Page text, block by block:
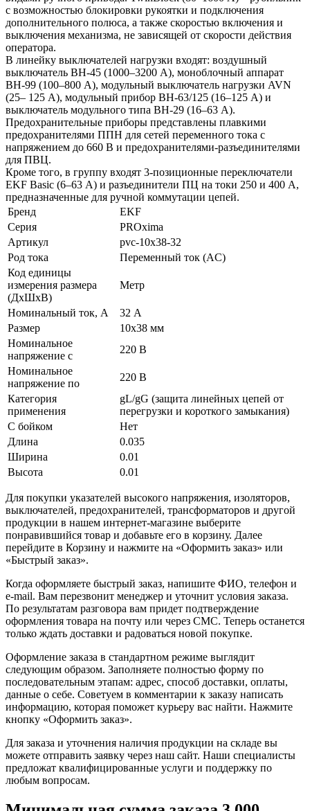
с возможностью блокировки рукоятки и подключения
дополнительного полюса, а также скоростью включения и
выключения механизма, не зависящей от скорости действия
оператора.
В линейку выключателей нагрузки входят: воздушный
выключатель ВН-45 (1000–3200 А), моноблочный аппарат
ВН-99 (100–800 А), модульный выключатель нагрузки AVN
(25– 125 А), модульный прибор ВН-63/125 (16–125 А) и
выключатель модульного типа ВН-29 (16–63 А).
Предохранительные приборы представлены плавкими
предохранителями ППН для сетей переменного тока с
напряжением до 660 В и предохранителями-разъединителями
для ПВЦ.
Кроме того, в группу входят 3-позиционные переключатели
EKF Basic (6–63 А) и разъединители ПЦ на токи 250 и 400 А,
предназначенные для ручной коммутации цепей.
Бренд
EKF
Серия
PROxima
Артикул
pvc-10x38-32
Род тока
Переменный ток (AC)
Код единицы
измерения размера
(ДхШхВ)
Метр
Номинальный ток, А
32 А
Размер
10х38 мм
Номинальное
напряжение с
220 В
Номинальное
напряжение по
220 В
Категория
применения
gL/gG (защита линейных цепей от
перегрузки и короткого замыкания)
С бойком
Нет
Длина
0.035
Ширина
0.01
Высота
0.01
Для покупки указателей высокого напряжения, изоляторов,
выключателей, предохранителей, трансформаторов и другой
продукции в нашем интернет-магазине выберите
понравившийся товар и добавьте его в корзину. Далее
перейдите в Корзину и нажмите на «Оформить заказ» или
«Быстрый заказ».
Когда оформляете быстрый заказ, напишите ФИО, телефон и
e-mail. Вам перезвонит менеджер и уточнит условия заказа.
По результатам разговора вам придет подтверждение
оформления товара на почту или через СМС. Теперь останется
только ждать доставки и радоваться новой покупке.
Оформление заказа в стандартном режиме выглядит
следующим образом. Заполняете полностью форму по
последовательным этапам: адрес, способ доставки, оплаты,
данные о себе. Советуем в комментарии к заказу написать
информацию, которая поможет курьеру вас найти. Нажмите
кнопку «Оформить заказ».
Для заказа и уточнения наличия продукции на складе вы
можете отправить заявку через наш сайт. Наши специалисты
предложат квалифицированные услуги и поддержку по
любым вопросам.